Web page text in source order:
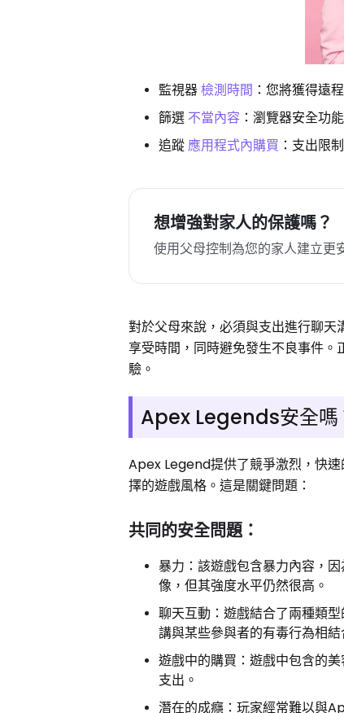
監視器檢測時間 ：您將獲得遠
篩選 不當內容 ：瀏覽器安全功
追蹤應用程式內購買 ：支出限
想增強對家人的保護嗎？
使用父母控制為您的家人建立更
對於父母來說，必須與支出進行聊
享受時間，同時避免發生不良事件
驗。
Apex Legends安全嗎
Apex Legend提供了競爭激烈，快
擇的遊戲風格。這是關鍵問題：
共同的安全問題：
暴力：該遊戲包含暴力內容，
像，但其強度水平仍然很高。
聊天互動：遊戲結合了兩種類
講與某些參與者的有毒行為相
遊戲中的購買：遊戲中包含的
支出。
潛在的成癮：玩家經常難以與